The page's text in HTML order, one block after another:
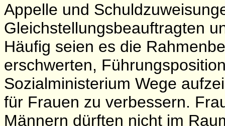
Appelle und
Gleichstellungsbeauftragten
Häufig seien es die
erschwerten,
Sozialministerium Wege
für Frauen zu verbessern.
Männern dürften nicht im